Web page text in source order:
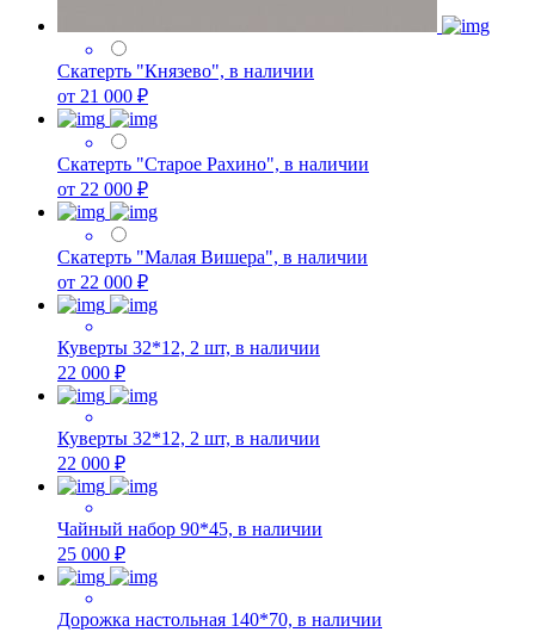
Скатерть "Князево", в наличии
от 21 000 ₽
Скатерть "Старое Рахино", в наличии
от 22 000 ₽
Скатерть "Малая Вишера", в наличии
от 22 000 ₽
Куверты 32*12, 2 шт, в наличии
22 000 ₽
Куверты 32*12, 2 шт, в наличии
22 000 ₽
Чайный набор 90*45, в наличии
25 000 ₽
Дорожка настольная 140*70, в наличии